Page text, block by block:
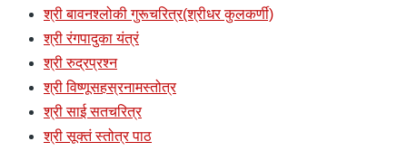
श्री बावनश्लोकी गुरूचरित्र(श्रीधर कुलकर्णी)
श्री रंगपादुका यंत्रं
श्री रुद्रप्रश्न
श्री विष्णूसहस्रनामस्तोत्र
श्री साई सतचरित्र
श्री सूक्तं स्तोत्र पाठ